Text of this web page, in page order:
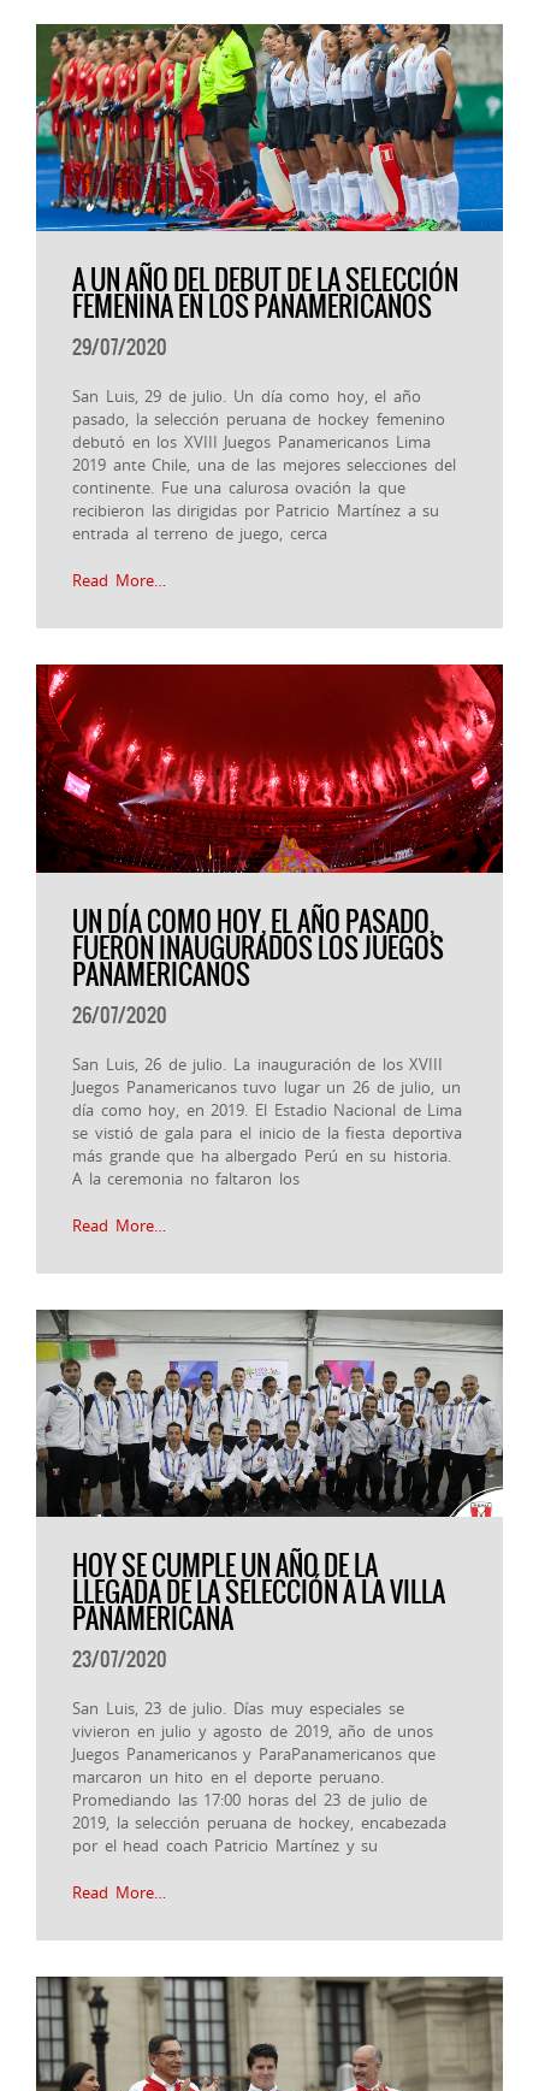
A UN AÑO DEL DEBUT DE LA SELECCIÓN
FEMENINA EN LOS PANAMERICANOS
29/07/2020
San Luis, 29 de julio. Un día como hoy, el año
pasado, la selección peruana de hockey femenino
debutó en los XVIII Juegos Panamericanos Lima
2019 ante Chile, una de las mejores selecciones del
continente. Fue una calurosa ovación la que
recibieron las dirigidas por Patricio Martínez a su
entrada al terreno de juego, cerca
Read More…
UN DÍA COMO HOY, EL AÑO PASADO,
FUERON INAUGURADOS LOS JUEGOS
PANAMERICANOS
26/07/2020
San Luis, 26 de julio. La inauguración de los XVIII
Juegos Panamericanos tuvo lugar un 26 de julio, un
día como hoy, en 2019. El Estadio Nacional de Lima
se vistió de gala para el inicio de la fiesta deportiva
más grande que ha albergado Perú en su historia.
A la ceremonia no faltaron los
Read More…
HOY SE CUMPLE UN AÑO DE LA
LLEGADA DE LA SELECCIÓN A LA VILLA
PANAMERICANA
23/07/2020
San Luis, 23 de julio. Días muy especiales se
vivieron en julio y agosto de 2019, año de unos
Juegos Panamericanos y ParaPanamericanos que
marcaron un hito en el deporte peruano.
Promediando las 17:00 horas del 23 de julio de
2019, la selección peruana de hockey, encabezada
por el head coach Patricio Martínez y su
Read More…